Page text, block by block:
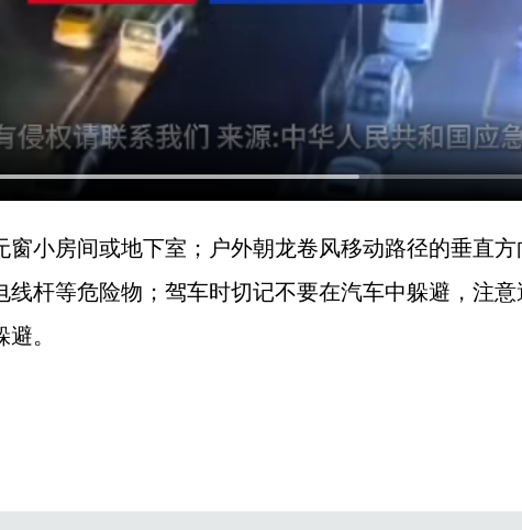
窗小房间或地下室；户外朝龙卷风移动路径的垂直
杆等危险物；驾车时切记不要在汽车中躲避，注
。